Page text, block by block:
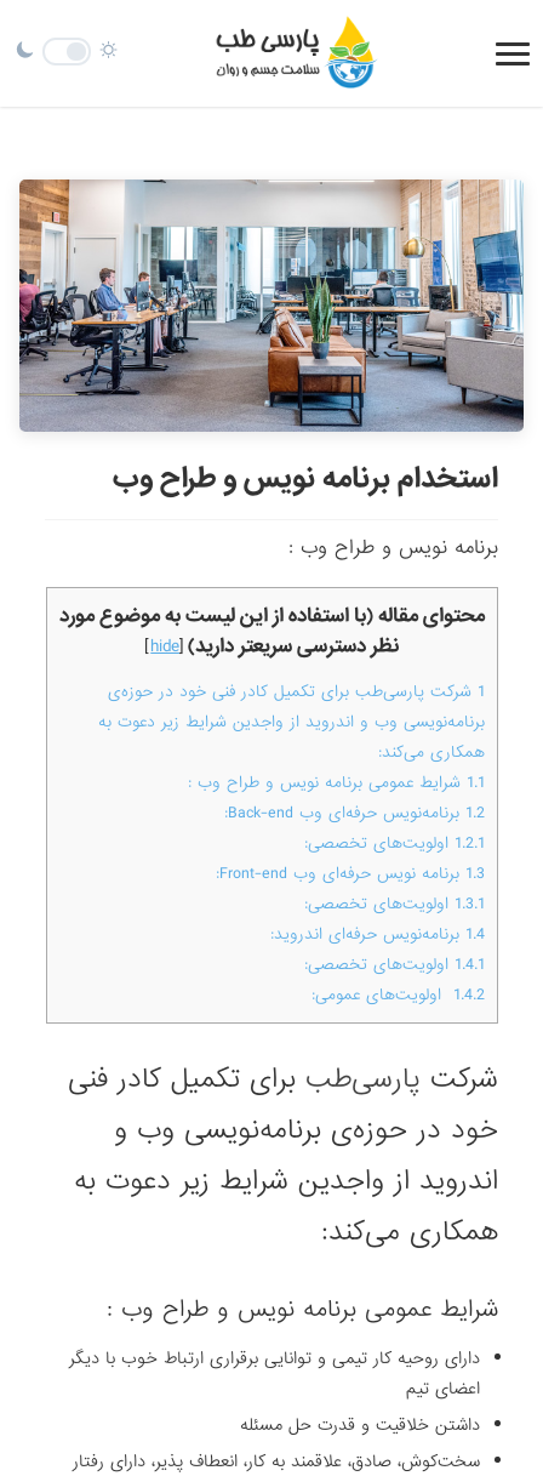
استخدام برنامه نویس و طراح وب
برنامه نویس و طراح وب :
محتوای مقاله (با استفاده از این لیست به موضوع مورد
نظر دسترسی سریعتر دارید)[
hide
]
1 شرکت پارسی‌طب برای تکمیل کادر فنی خود در حوزه‌ی
برنامه‌نویسی وب و اندروید از واجدین شرایط زیر دعوت به
همکاری می‌کند:
1.1 شرایط عمومی برنامه نویس و طراح وب :
1.2 برنامه‌نویس حرفه‌ای وب Back-end:
1.2.1 اولویت‌های تخصصی:
1.3 برنامه‌ نویس حرفه‌ای وب Front-end:
1.3.1 اولویت‌های تخصصی:
1.4 برنامه‌نویس حرفه‌ای اندروید:
1.4.1 اولویت‌های تخصصی:
1.4.2 اولویت‌های عمومی:
شرکت پارسی‌طب برای تکمیل کادر فنی
خود در حوزه‌ی برنامه‌نویسی وب و
اندروید از واجدین شرایط زیر دعوت به
همکاری می‌کند:
شرایط عمومی برنامه نویس و طراح وب :
دارای روحیه کار تیمی و توانایی برقراری ارتباط خوب با دیگر
اعضای تیم
داشتن خلاقیت و قدرت حل مسئله
سخت‌کوش، صادق، علاقمند به کار، انعطاف پذیر، دارای رفتار